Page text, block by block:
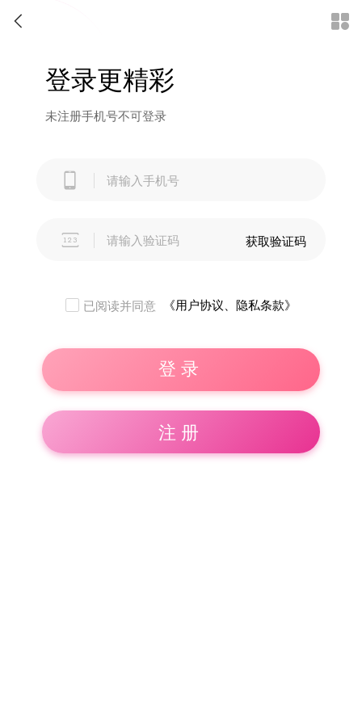

登录更精彩
未注册手机号不可登录
 获取验证码
已阅读并同意 《用户协议、隐私条款》
登录
注册
